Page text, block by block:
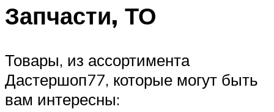
Запчасти, ТО
Товары, из ассортимента
Дастершоп77, которые могут быть
вам интересны: